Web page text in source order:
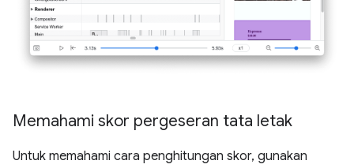
Memahami skor pergeseran tata letak
Untuk memahami cara penghitungan skor, gunakan